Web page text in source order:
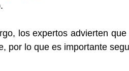
los expertos advierten
por lo que es importante